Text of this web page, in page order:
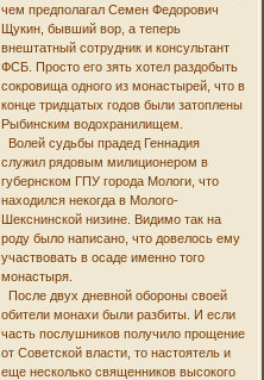
чем предполагал Семен Федорович
Щукин, бывший вор, а теперь
внештатный сотрудник и консультант
ФСБ. Просто его зять хотел раздобыть
сокровища одного из монастырей, что в
конце тридцатых годов были затоплены
Рыбинским водохранилищем.
Волей судьбы прадед Геннадия
служил рядовым милиционером в
губернском ГПУ города Мологи, что
находился некогда в Молого-
Шекснинской низине. Видимо так на
роду было написано, что довелось ему
участвовать в осаде именно того
монастыря.
После двух дневной обороны своей
обители монахи были разбиты. И если
часть послушников получило прощение
от Советской власти, то настоятель и
еще несколько священников высокого